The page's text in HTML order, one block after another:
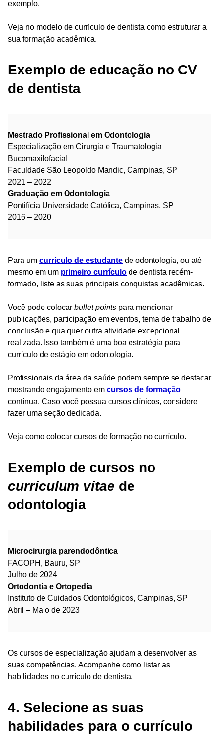
exemplo.
Veja no modelo de currículo de dentista como estruturar a
sua formação acadêmica.
Exemplo de educação no CV
de dentista
Mestrado Profissional em Odontologia
Especialização em Cirurgia e Traumatologia
Bucomaxilofacial
Faculdade São Leopoldo Mandic, Campinas, SP
2021 – 2022
Graduação em Odontologia
Pontifícia Universidade Católica, Campinas, SP
2016 – 2020
Para um currículo de estudante de odontologia, ou até
mesmo em um primeiro currículo de dentista recém-
formado, liste as suas principais conquistas acadêmicas.
Você pode colocar bullet points para mencionar
publicações, participação em eventos, tema de trabalho de
conclusão e qualquer outra atividade excepcional
realizada. Isso também é uma boa estratégia para
currículo de estágio em odontologia.
Profissionais da área da saúde podem sempre se destacar
mostrando engajamento em cursos de formação
contínua. Caso você possua cursos clínicos, considere
fazer uma seção dedicada.
Veja como colocar cursos de formação no currículo.
Exemplo de cursos no
curriculum vitae de
odontologia
Microcirurgia parendodôntica
FACOPH, Bauru, SP
Julho de 2024
Ortodontia e Ortopedia
Instituto de Cuidados Odontológicos, Campinas, SP
Abril – Maio de 2023
Os cursos de especialização ajudam a desenvolver as
suas competências. Acompanhe como listar as
habilidades no currículo de dentista.
4. Selecione as suas
habilidades para o currículo